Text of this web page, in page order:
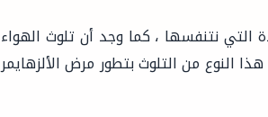
التي نتنفسها ، كما وجد أن تلوث الهواء
النوع من التلوث بتطور مرض الألزهايمر